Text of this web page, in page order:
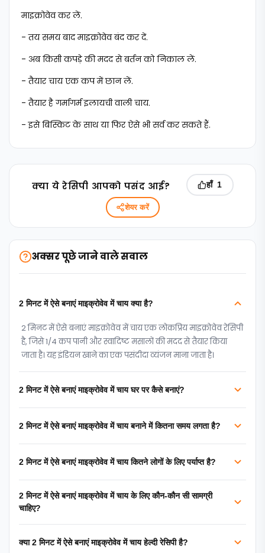
माइक्रोवेव कर लें.
- तय समय बाद माइक्रोवेव बंद कर दें.
- अब किसी कपड़े की मदद से बर्तन को निकाल लें.
- तैयार चाय एक कप में छान लें.
- तैयार है गर्मागर्म इलायची वाली चाय.
- इसे बिस्किट के साथ या फिर ऐसे भी सर्व कर सकते हैं.
क्‍या ये रेसिपी आपको पसंद आई? हाँ 1
शेयर करें
अक्सर पूछे जाने वाले सवाल
2 मिनट में ऐसे बनाएं माइक्रोवेव में चाय क्या है?
2 मिनट में ऐसे बनाएं माइक्रोवेव में चाय एक लोकप्रिय माइक्रोवेव रेसिपी
है, जिसे 1/4 कप पानी और स्वादिष्ट मसालों की मदद से तैयार किया
जाता है। यह इंडियन खाने का एक पसंदीदा व्यंजन माना जाता है।
2 मिनट में ऐसे बनाएं माइक्रोवेव में चाय घर पर कैसे बनाएं?
2 मिनट में ऐसे बनाएं माइक्रोवेव में चाय बनाने में कितना समय लगता है?
2 मिनट में ऐसे बनाएं माइक्रोवेव में चाय कितने लोगों के लिए पर्याप्त है?
2 मिनट में ऐसे बनाएं माइक्रोवेव में चाय के लिए कौन-कौन सी सामग्री
चाहिए?
क्या 2 मिनट में ऐसे बनाएं माइक्रोवेव में चाय हेल्दी रेसिपी है?